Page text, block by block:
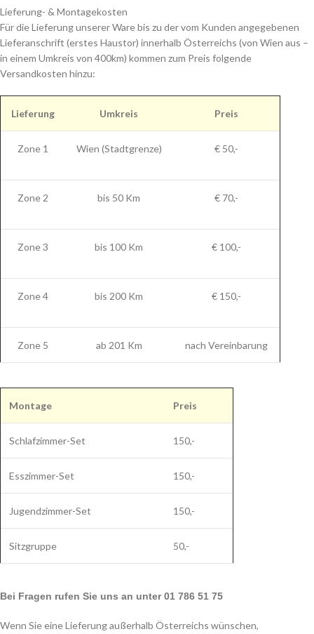
Lieferung- & Montagekosten
Für die Lieferung unserer Ware bis zu der vom Kunden angegebenen
Lieferanschrift (erstes Haustor) innerhalb Österreichs (von Wien aus –
in einem Umkreis von 400km) kommen zum Preis folgende
Versandkosten hinzu:
Lieferung Umkreis Preis
Zone 1 Wien (Stadtgrenze) € 50,-
Zone 2 bis 50 Km € 70,-
Zone 3 bis 100 Km € 100,-
Zone 4 bis 200 Km € 150,-
Zone 5 ab 201 Km nach Vereinbarung
Montage Preis
Schlafzimmer-Set 150,-
Esszimmer-Set 150,-
Jugendzimmer-Set 150,-
Sitzgruppe 50,-
Bei Fragen rufen Sie uns an unter 01 786 51 75
Wenn Sie eine Lieferung außerhalb Österreichs wünschen,